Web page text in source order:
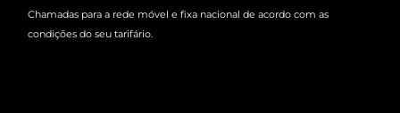
Chamadas para a rede móvel e fixa nacional de acordo com as
condições do seu tarifário.